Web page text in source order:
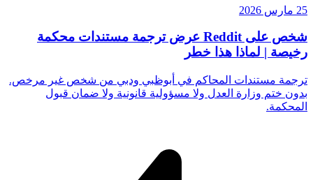
25 مارس 2026
شخص على Reddit عرض ترجمة مستندات محكمة
رخيصة | لماذا هذا خطر
ترجمة مستندات المحاكم في أبوظبي ودبي من شخص غير مرخص.
بدون ختم وزارة العدل ولا مسؤولية قانونية ولا ضمان قبول
المحكمة.